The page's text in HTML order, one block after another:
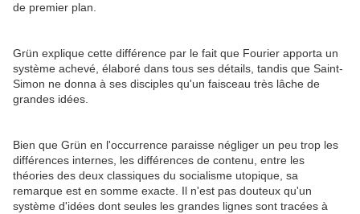
de premier plan.
Grün explique cette différence par le fait que Fourier apporta un
système achevé, élaboré dans tous ses détails, tandis que Saint-
Simon ne donna à ses disciples qu'un faisceau très lâche de
grandes idées.
Bien que Grün en l'occurrence paraisse négliger un peu trop les
différences internes, les différences de contenu, entre les
théories des deux classiques du socialisme utopique, sa
remarque est en somme exacte. Il n'est pas douteux qu'un
système d'idées dont seules les grandes lignes sont tracées à